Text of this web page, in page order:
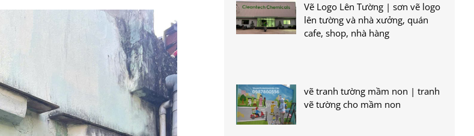
Vẽ Logo Lên Tường | sơn vẽ logo
lên tường và nhà xưởng, quán
cafe, shop, nhà hàng
vẽ tranh tường mầm non | tranh
vẽ tường cho mầm non